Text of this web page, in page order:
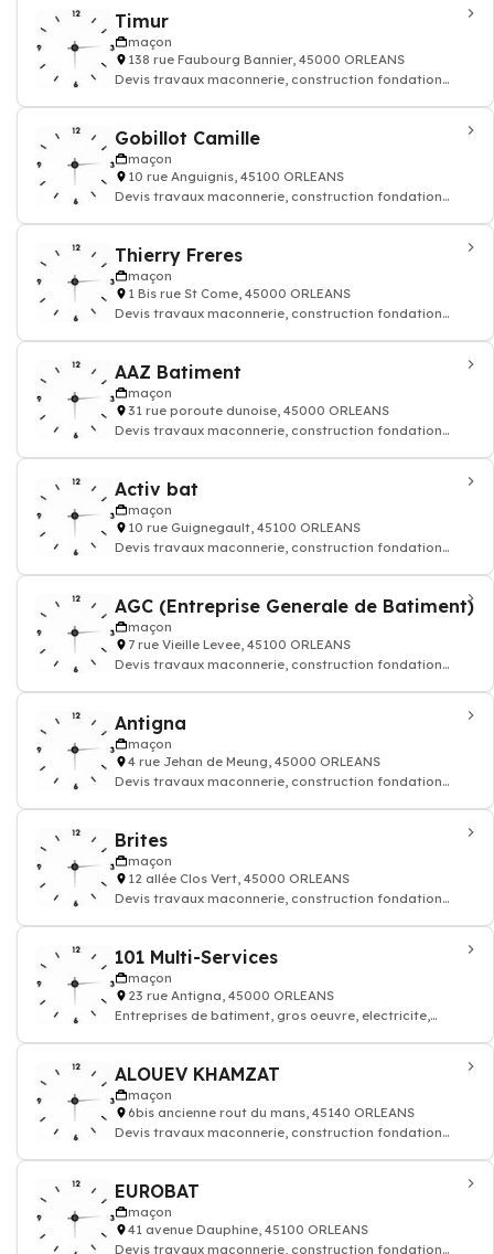
Timur
maçon
138 rue Faubourg Bannier, 45000 ORLEANS
Devis travaux maconnerie, construction fondation
Gobillot Camille
maçon
10 rue Anguignis, 45100 ORLEANS
Devis travaux maconnerie, construction fondation
Thierry Freres
maçon
1 Bis rue St Come, 45000 ORLEANS
Devis travaux maconnerie, construction fondation
AAZ Batiment
maçon
31 rue poroute dunoise, 45000 ORLEANS
Devis travaux maconnerie, construction fondation
Activ bat
maçon
10 rue Guignegault, 45100 ORLEANS
Devis travaux maconnerie, construction fondation
AGC (Entreprise Generale de Batiment)
maçon
7 rue Vieille Levee, 45100 ORLEANS
Devis travaux maconnerie, construction fondation
Antigna
maçon
4 rue Jehan de Meung, 45000 ORLEANS
Devis travaux maconnerie, construction fondation
Brites
maçon
12 allée Clos Vert, 45000 ORLEANS
Devis travaux maconnerie, construction fondation
101 Multi-Services
maçon
23 rue Antigna, 45000 ORLEANS
Entreprises de batiment, gros oeuvre, electricite,
ALOUEV KHAMZAT
maçon
6bis ancienne rout du mans, 45140 ORLEANS
Devis travaux maconnerie, construction fondation
EUROBAT
maçon
41 avenue Dauphine, 45100 ORLEANS
Devis travaux maconnerie, construction fondation